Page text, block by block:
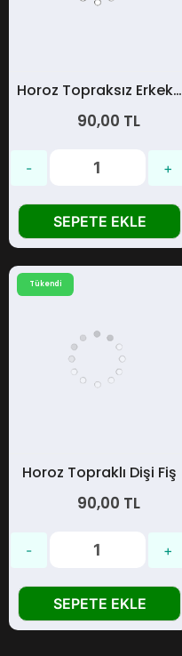
Horoz Topraksız Erkek Fiş
90,00 TL
SEPETE EKLE
Tükendi
Horoz Topraklı Dişi Fiş
90,00 TL
SEPETE EKLE